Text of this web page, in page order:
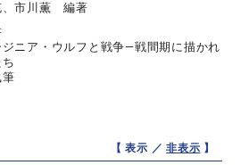
、市川薫 編著
ジニア・ウルフと戦争―戦間期に描かれ
【 表示 ／非表示 】